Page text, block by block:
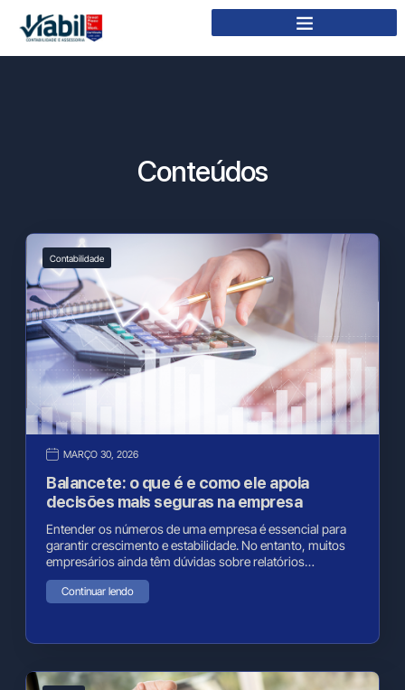
Conteúdos
Contabilidade
MARÇO 30, 2026
Balancete: o que é e como ele apoia
decisões mais seguras na empresa
Entender os números de uma empresa é essencial para
garantir crescimento e estabilidade. No entanto, muitos
empresários ainda têm dúvidas sobre relatórios…
Continuar lendo